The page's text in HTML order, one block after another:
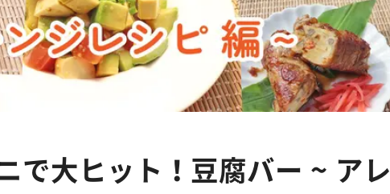
で大ヒット！豆腐バー ~ アレ